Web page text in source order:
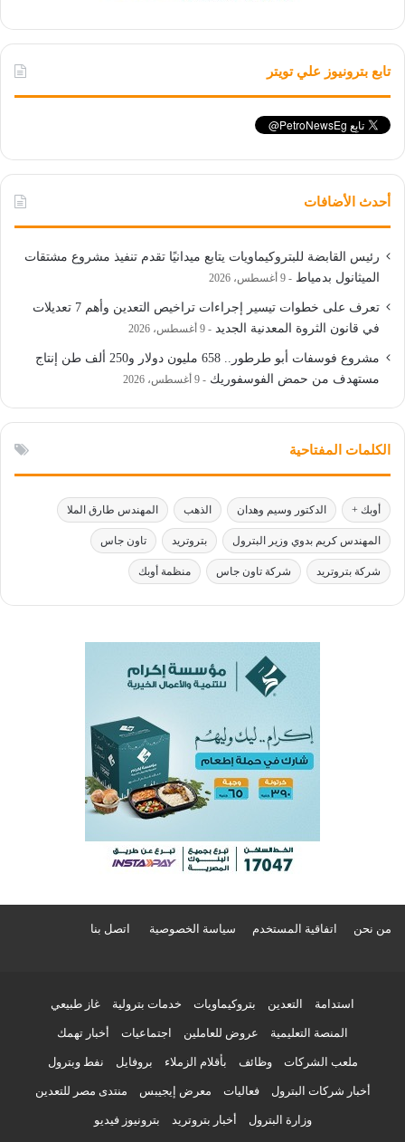
تابع بترونيوز علي تويتر
أحدث الأضافات
رئيس القابضة للبتروكيماويات يتابع ميدانيًا تقدم تنفيذ مشروع مشتقات
الميثانول بدمياط
9 أغسطس، 2026
تعرف على خطوات تيسير إجراءات تراخيص التعدين وأهم 7 تعديلات
في قانون الثروة المعدنية الجديد
9 أغسطس، 2026
مشروع فوسفات أبو طرطور.. 658 مليون دولار و250 ألف طن إنتاج
مستهدف من حمض الفوسفوريك
9 أغسطس، 2026
الكلمات المفتاحية
أوبك + الدكتور وسيم وهدان الذهب المهندس طارق الملا
المهندس كريم بدوي وزير البترول بتروتريد تاون جاس
شركة بتروتريد شركة تاون جاس منظمة أوبك
من نحن اتفاقية المستخدم سياسة الخصوصية اتصل بنا
استدامة التعدين بتروكيماويات خدمات بترولية غاز طبيعي
المنصة التعليمية عروض للعاملين اجتماعيات أخبار تهمك
ملعب الشركات وظائف بأقلام الزملاء بروفايل نفط وبترول
أخبار شركات البترول فعاليات معرض إيجيبس منتدى مصر للتعدين
وزارة البترول أخبار بتروتريد بترونيوز فيديو